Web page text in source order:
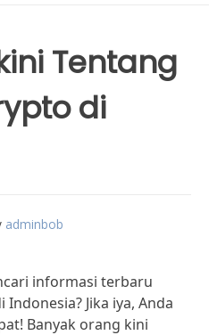
Tentang
di
adminbob
informasi terbaru
Jika iya, Anda
Banyak orang kini